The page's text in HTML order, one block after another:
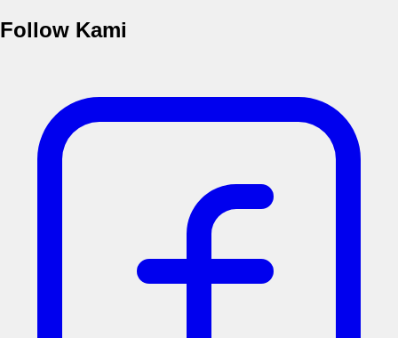
Follow Kami